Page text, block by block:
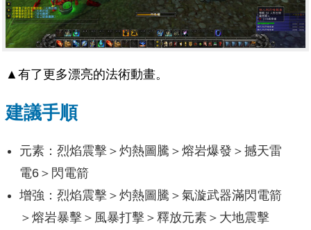
▲有了更多漂亮的法術動畫。
建議手順
元素：烈焰震擊＞灼熱圖騰＞熔岩爆發＞撼天雷
電6＞閃電箭
增強：烈焰震擊＞灼熱圖騰＞氣漩武器滿閃電箭
＞熔岩暴擊＞風暴打擊＞釋放元素＞大地震擊